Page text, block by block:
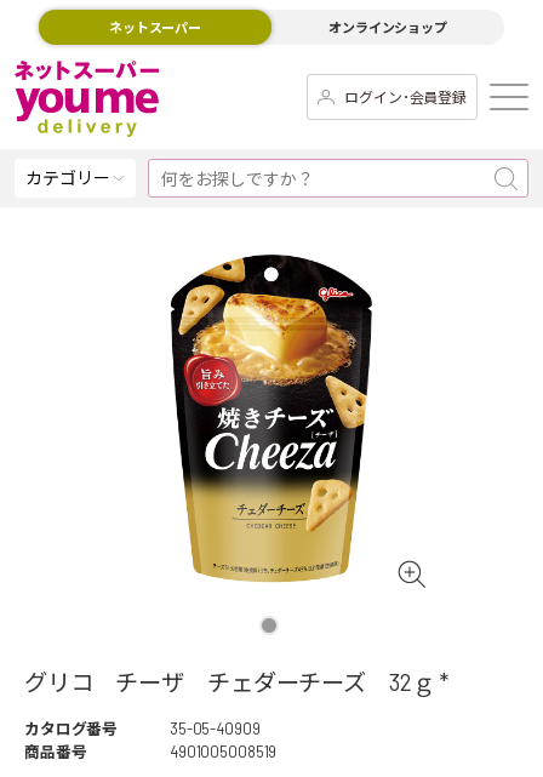
ネットスーパー オンラインショップ
ログイン･会員登録
カテゴリー
グリコ チーザ チェダーチーズ 32ｇ *
カタログ番号
35-05-40909
商品番号
4901005008519